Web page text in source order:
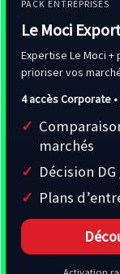
PACK ENTREPRISES
Le Moci
Expertise Le Moci
prioriser vos
4 accès Corporate
marchés
Décision
Plans